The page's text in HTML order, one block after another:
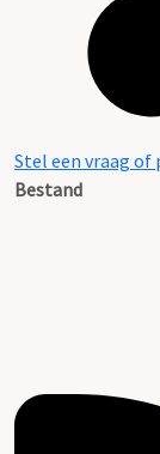
Stel een vraag
Bestand